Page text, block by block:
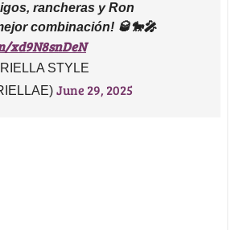
rancheras y Ron
combinación! 🥃🐎🎤
xd9N8snDeN
STYLE
June 29, 2025